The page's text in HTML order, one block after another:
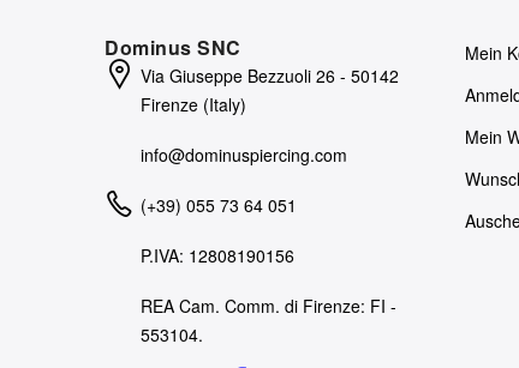
Dominus SNC
Via Giuseppe Bezzuoli 26 - 50142
Firenze (Italy)
info@dominuspiercing.com
(+39) 055 73 64 051
P.IVA: 12808190156
REA Cam. Comm. di Firenze: FI -
553104.
Mein
Mein